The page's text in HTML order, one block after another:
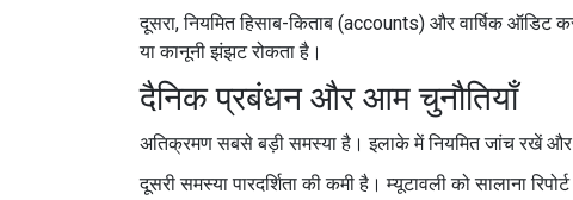
दूसरा, नियमित हिसाब-किताब (accounts) और वार्षिक ऑडिट
या कानूनी झंझट रोकता है।
दैनिक प्रबंधन और आम चुनौतियाँ
अतिक्रमण सबसे बड़ी समस्या है। इलाके में नियमित जांच रखें और
दूसरी समस्या पारदर्शिता की कमी है। म्यूटावली को सालाना